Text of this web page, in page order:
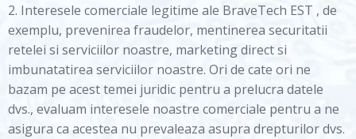
2. Interesele comerciale legitime ale BraveTech EST , de
exemplu, prevenirea fraudelor, mentinerea securitatii
retelei si serviciilor noastre, marketing direct si
imbunatatirea serviciilor noastre. Ori de cate ori ne
bazam pe acest temei juridic pentru a prelucra datele
dvs., evaluam interesele noastre comerciale pentru a ne
asigura ca acestea nu prevaleaza asupra drepturilor dvs.